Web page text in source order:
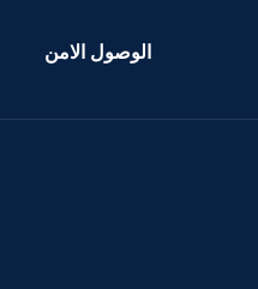
الوصول الامن